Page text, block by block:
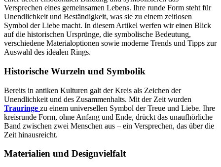
Versprechen eines gemeinsamen Lebens. Ihre runde Form steht für
Unendlichkeit und Beständigkeit, was sie zu einem zeitlosen
Symbol der Liebe macht. In diesem Artikel werfen wir einen Blick
auf die historischen Ursprünge, die symbolische Bedeutung,
verschiedene Materialoptionen sowie moderne Trends und Tipps zur
Auswahl des idealen Rings.
Historische Wurzeln und Symbolik
Bereits in antiken Kulturen galt der Kreis als Zeichen der
Unendlichkeit und des Zusammenhalts. Mit der Zeit wurden
Trauringe zu einem universellen Symbol der Treue und Liebe. Ihre
kreisrunde Form, ohne Anfang und Ende, drückt das unaufhörliche
Band zwischen zwei Menschen aus – ein Versprechen, das über die
Zeit hinausreicht.
Materialien und Designvielfalt